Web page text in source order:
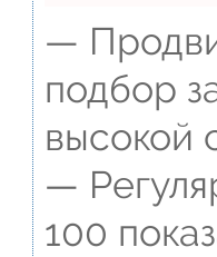
—
подбор
высокой
—
100